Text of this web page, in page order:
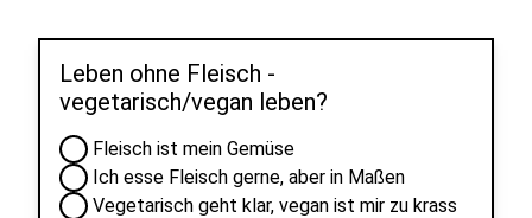
Leben ohne Fleisch -
vegetarisch/vegan leben?
Fleisch ist mein Gemüse
Ich esse Fleisch gerne, aber in Maßen
Vegetarisch geht klar, vegan ist mir zu krass